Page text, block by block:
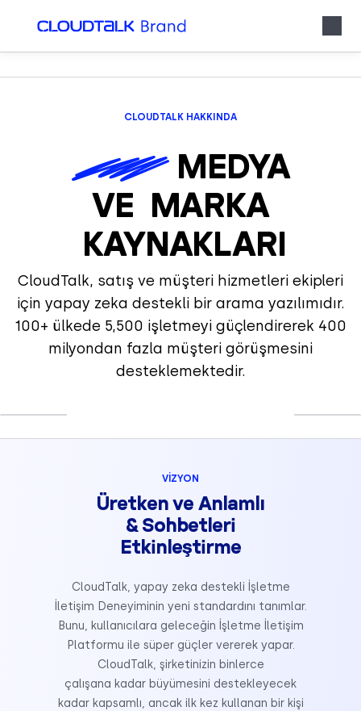
CLOUDTALK HAKKINDA
MEDYA
VE MARKA
KAYNAKLARI
CloudTalk, satış ve müşteri hizmetleri ekipleri
için yapay zeka destekli bir arama yazılımıdır.
100+ ülkede 5,500 işletmeyi güçlendirerek 400
milyondan fazla müşteri görüşmesini
desteklemektedir.
VİZYON
Üretken ve Anlamlı
& Sohbetleri
Etkinleştirme
CloudTalk, yapay zeka destekli İşletme
İletişim Deneyiminin yeni standardını tanımlar.
Bunu, kullanıcılara geleceğin İşletme İletişim
Platformu ile süper güçler vererek yapar.
CloudTalk, şirketinizin binlerce
çalışana kadar büyümesini destekleyecek
kadar kapsamlı, ancak ilk kez kullanan bir kişi